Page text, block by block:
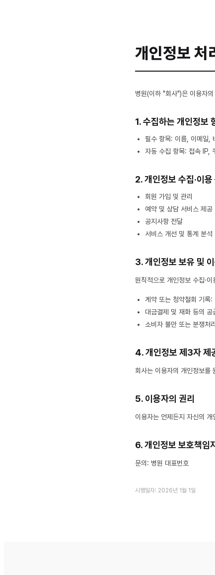
개인정보 처
병원(이하 "회사")은 이용자의
1. 수집하는 개인정보
필수 항목: 이름, 이메일,
자동 수집 항목: 접속 IP,
2. 개인정보 수집·이용
회원 가입 및 관리
예약 및 상담 서비스 제공
공지사항 전달
서비스 개선 및 통계 분석
3. 개인정보 보유 및
원칙적으로 개인정보 수집·
계약 또는 청약철회 기록:
대금결제 및 재화 등의
소비자 불만 또는 분쟁처
4. 개인정보 제3자 제
회사는 이용자의 개인정보를
5. 이용자의 권리
이용자는 언제든지 자신의 개
6. 개인정보 보호책임
문의: 병원 대표번호
시행일자: 2026년 1월 1일